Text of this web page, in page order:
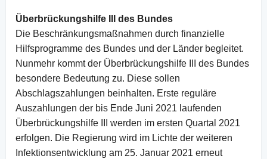
Überbrückungshilfe III des Bundes
Die Beschränkungsmaßnahmen durch finanzielle
Hilfsprogramme des Bundes und der Länder begleitet.
Nunmehr kommt der Überbrückungshilfe III des Bundes
besondere Bedeutung zu. Diese sollen
Abschlagszahlungen beinhalten. Erste reguläre
Auszahlungen der bis Ende Juni 2021 laufenden
Überbrückungshilfe III werden im ersten Quartal 2021
erfolgen. Die Regierung wird im Lichte der weiteren
Infektionsentwicklung am 25. Januar 2021 erneut